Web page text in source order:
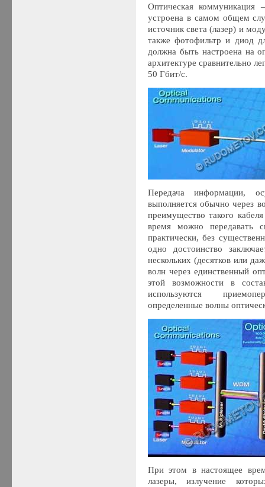
Оптическая коммуникация
устроена в самом общем
источник света (лазер) и
также фотофильтр и диод
должна быть настроена на
архитектуре сравнительно
50 Гбит/с.
Передача информации,
выполняется обычно через
преимущество такого
время можно передавать
практически, без
одно достоинство
нескольких (десятков или
волн через единственный
этой возможности в
используются
определенные волны
При этом в настоящее
лазеры, излучение